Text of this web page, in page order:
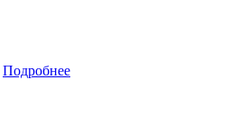
Подробнее